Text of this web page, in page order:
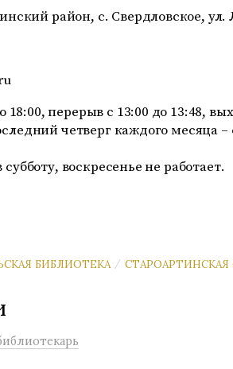
район, с. Свердловское, ул.
18:00, перерыв с 13:00 до 13:48,
четверг каждого месяца
воскресенье не работает.
БИБЛИОТЕКА / СТАРОАРТИНСКАЯ